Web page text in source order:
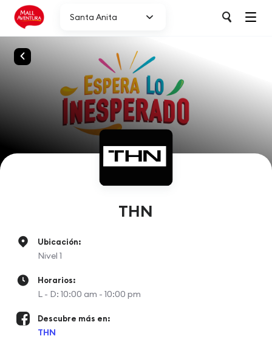
Santa Anita
THN
Ubicación:
Nivel 1
Horarios:
L - D: 10:00 am - 10:00 pm
Descubre más en:
THN